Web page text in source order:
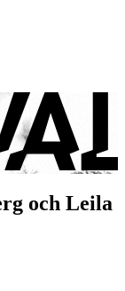
och Leila